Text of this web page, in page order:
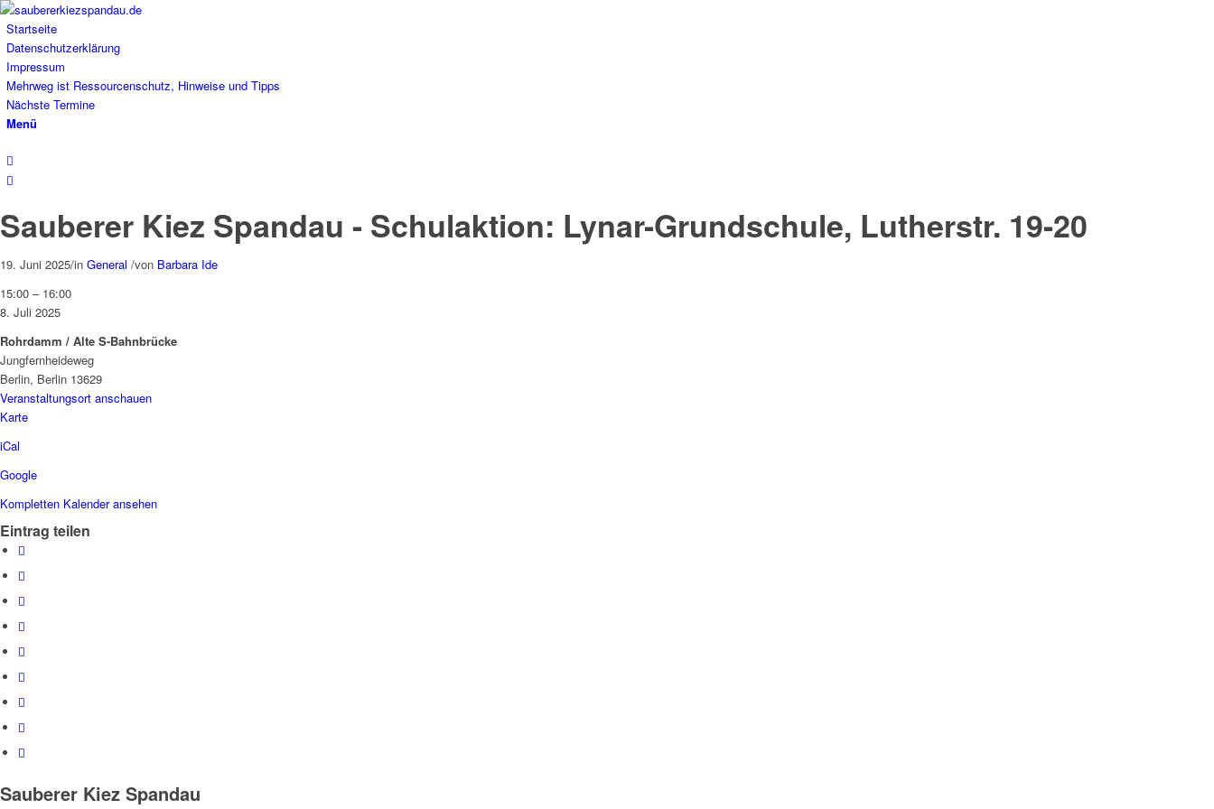
Startseite
Datenschutzerklärung
Impressum
Mehrweg ist Ressourcenschutz, Hinweise und Tipps
Nächste Termine
Menü
Sauberer Kiez Spandau - Schulaktion: Lynar-Grundschule, Lutherstr. 19-20
19. Juni 2025/in General /von Barbara Ide
Sauberer
Kiez
-
Schulaktion:
Lynar-
Grundschule,
Lutherstr.
19-
15:00 – 16:00
8. Juli 2025
Rohrdamm / Alte S-Bahnbrücke
Jungfernheideweg
Berlin, Berlin 13629
Veranstaltungsort anschauen
KarteRohrdamm
S-
iCal
Google
Kompletten Kalender ansehen
Eintrag teilen
Sauberer Kiez Spandau